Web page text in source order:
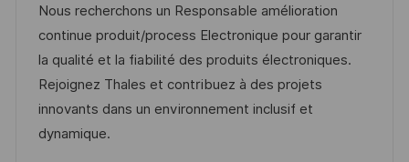
c
a
l
i
s
a
t
e
d
’
a
é
f
é
r
e
n
a
t
é
g
o
Nous recherchons un Responsable amélioration
continue produit/process Electronique pour garantir
la qualité et la fiabilité des produits électroniques.
Rejoignez Thales et contribuez à des projets
innovants dans un environnement inclusif et
dynamique.